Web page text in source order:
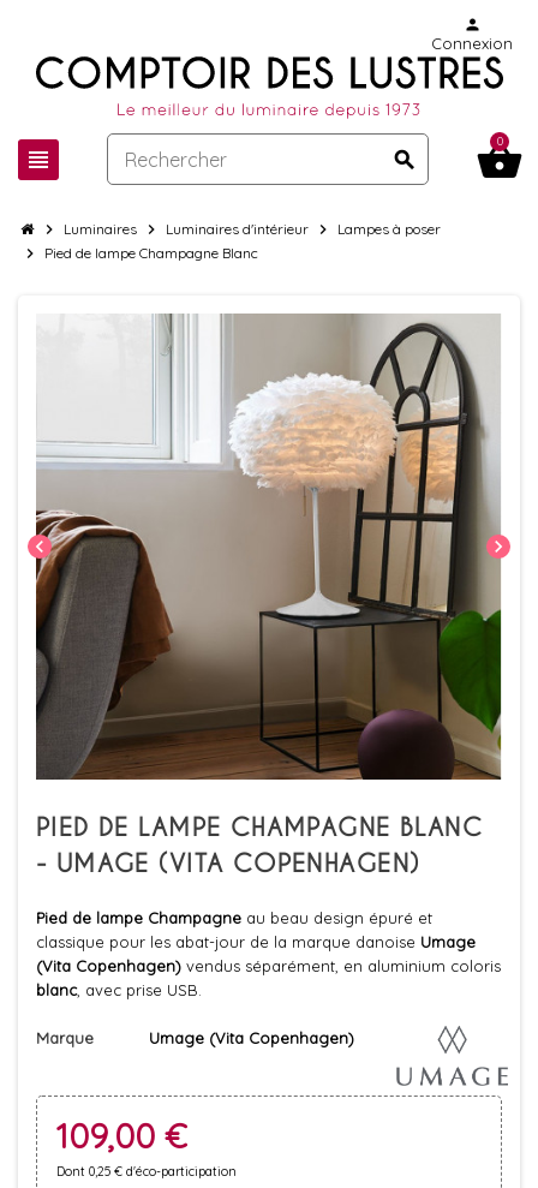
view_headline search
person
Connexion
shopping_basket
0
chevron_right Luminaires chevron_right Luminaires d'intérieur chevron_right Lampes à poser
chevron_right Pied de lampe Champagne Blanc
chevron_left chevron_right
PIED DE LAMPE CHAMPAGNE BLANC
- UMAGE (VITA COPENHAGEN)
Pied de lampe Champagne au beau design épuré et
classique pour les abat-jour de la marque danoise Umage
(Vita Copenhagen) vendus séparément, en aluminium coloris
blanc, avec prise USB.
Marque Umage (Vita Copenhagen)
109,00 €
Dont 0,25 € d'éco-participation